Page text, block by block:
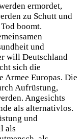
ermordet,
zu Schutt und
boomt.
und
will Deutschland
sich die
Armee Europas. Die
Aufrüstung,
Angesichts
als alternativlos.
und
als